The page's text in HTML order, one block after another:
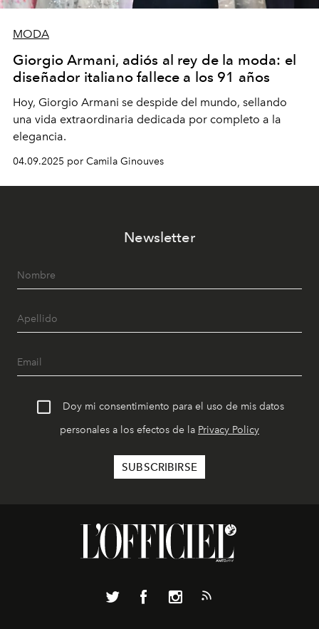
MODA
Giorgio Armani, adiós al rey de la moda: el
diseñador italiano fallece a los 91 años
Hoy, Giorgio Armani se despide del mundo, sellando
una vida extraordinaria dedicada por completo a la
elegancia.
04.09.2025 por Camila Ginouves
Newsletter
Doy mi consentimiento para el uso de mis datos
personales a los efectos de la Privacy Policy